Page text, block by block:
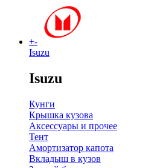
+-
Isuzu
Isuzu
Кунги
Крышка кузова
Аксессуары и прочее
Тент
Амортизатор капота
Вкладыш в кузов